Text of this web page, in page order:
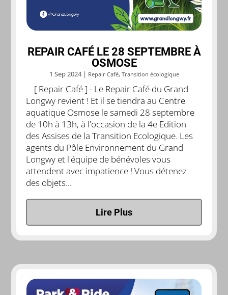
REPAIR CAFÉ LE 28 SEPTEMBRE À
OSMOSE
1 Sep 2024| Repair Café, Transition écologique
[ Repair Café ] - Le Repair Café du Grand
Longwy revient ! Et il se tiendra au Centre
aquatique Osmose le samedi 28 septembre
de 10h à 13h, à l'occasion de la 4e Edition
des Assises de la Transition Ecologique. Les
agents du Pôle Environnement du Grand
Longwy et l'équipe de bénévoles vous
attendent avec impatience ! Vous détenez
des objets...
Lire Plus